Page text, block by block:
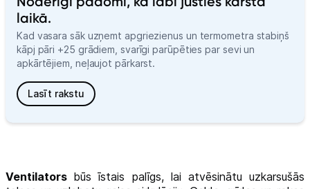
laikā.
Kad vasara sāk uzņemt apgriezienus un termometra stabiņš
kāpj pāri +25 grādiem, svarīgi parūpēties par sevi un
apkārtējiem, neļaujot pārkarst.
Lasīt rakstu
Ventilators būs īstais palīgs, lai atvēsinātu uzkarsušās